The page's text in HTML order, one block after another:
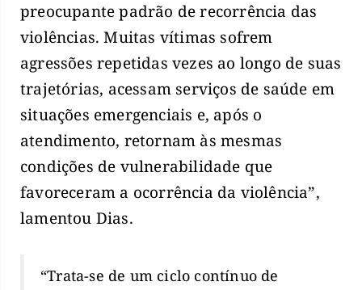
preocupante padrão de recorrência das
violências. Muitas vítimas sofrem
agressões repetidas vezes ao longo de suas
trajetórias, acessam serviços de saúde em
situações emergenciais e, após o
atendimento, retornam às mesmas
condições de vulnerabilidade que
favoreceram a ocorrência da violência”,
lamentou Dias.
“Trata-se de um ciclo contínuo de